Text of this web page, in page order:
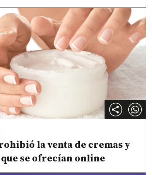
la venta de cremas y
se ofrecían online